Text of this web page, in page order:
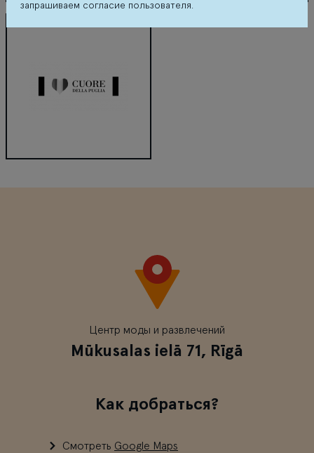
COVER ME Cropp
Центр моды и развлечений
Mūkusalas ielā 71, Rīgā
Как добраться?
Смотреть Google Maps
запрашиваем согласие пользователя.